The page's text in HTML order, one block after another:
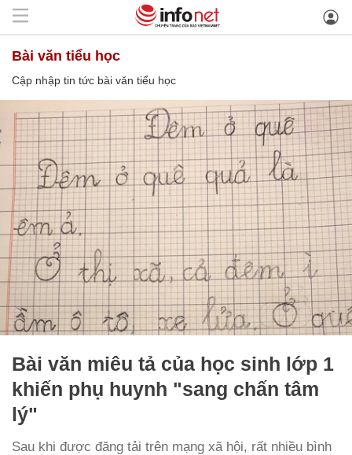
bài văn tiểu học
Cập nhập tin tức bài văn tiểu học
Bài văn miêu tả của học sinh lớp 1
khiến phụ huynh "sang chấn tâm
lý"
Sau khi được đăng tải trên mạng xã hội, rất nhiều bình